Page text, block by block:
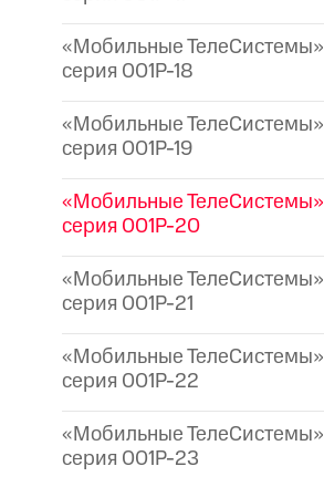
«Мобильные ТелеСистемы»
серия 001P-18
«Мобильные ТелеСистемы»
серия 001P-19
«Мобильные ТелеСистемы»
серия 001P-20
«Мобильные ТелеСистемы»
серия 001P-21
«Мобильные ТелеСистемы»
серия 001P-22
«Мобильные ТелеСистемы»
серия 001P-23